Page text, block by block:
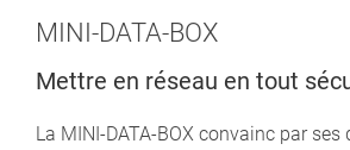
MINI-DATA-BOX
Mettre en réseau en tout
La MINI-DATA-BOX convainc par